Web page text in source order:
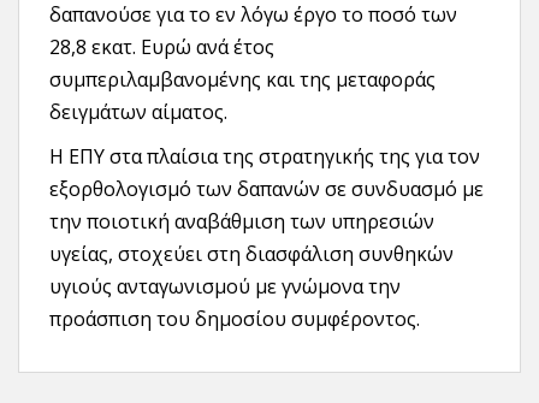
δαπανούσε για το εν λόγω έργο το ποσό των
28,8 εκατ. Ευρώ ανά έτος
συμπεριλαμβανομένης και της μεταφοράς
δειγμάτων αίματος.
Η ΕΠΥ στα πλαίσια της στρατηγικής της για τον
εξορθολογισμό των δαπανών σε συνδυασμό με
την ποιοτική αναβάθμιση των υπηρεσιών
υγείας, στοχεύει στη διασφάλιση συνθηκών
υγιούς ανταγωνισμού με γνώμονα την
προάσπιση του δημοσίου συμφέροντος.